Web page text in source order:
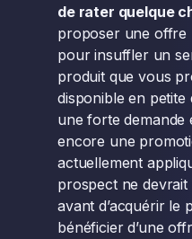
de rater quelque
proposer une offre
pour insuffler un
produit que vous
disponible en
une forte demande
encore une
actuellement
prospect ne
avant d’acquérir le
bénéficier d’une